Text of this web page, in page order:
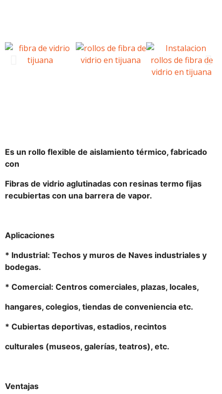
Es un rollo flexible de aislamiento térmico, fabricado
con
Fibras de vidrio aglutinadas con resinas termo fijas
recubiertas con una barrera de vapor.
Aplicaciones
* Industrial: Techos y muros de Naves industriales y
bodegas.
* Comercial: Centros comerciales, plazas, locales,
hangares, colegios, tiendas de conveniencia etc.
* Cubiertas deportivas, estadios, recintos
culturales (museos, galerías, teatros), etc.
Ventajas